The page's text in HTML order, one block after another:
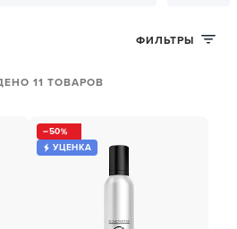
11 ТОВАРОВ
ФИЛЬТРЫ
50
УЦЕНКА